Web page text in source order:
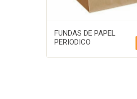
FUNDAS DE PAPEL
PERIODICO